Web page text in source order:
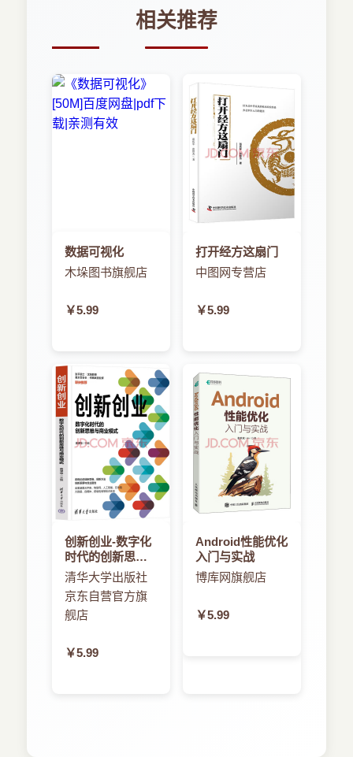
2.6.2 分解应用程序
2.8.1 启动模拟器
2.8.2 StrictMode
2.8.3 参考资料
3.1.4 定义资源ID供以后使用
3.1.5 已编译和未编译的Android资源
3.3 使用任意XML资源文件
3.6 了解资源目录结构
3.7 资源和配置更改
3.8 参考资料URL
3.9 小结
第4章 ContentProvider
4.1 探索Android内置的ContentProvider
4.2 ContentProvider的架构
4.3 实现ContentProvider
4.4 练习图书提供程序
4.4.1 添加图书
4.4.2 删除图书
4.4.3 获取图书数量
4.4.4 显示图书列表
4.6 小结
了Android2.0，这有力地推动了2009年圣诞节众多
Android设备的上市。这个版本引入了高级搜索功能
和文本到语音的转换功能。
HTML完成一些有趣的功能。联系人API经过了全面
改进。添加了对Flash的支持。每天都会诞生越来越
多基于Android的应用程序以及新类型的独立在线应
用程序商店。现在也可以买到基于Android的备受期
Android2.3 包括以下一些重要的功能：由管理员远
程擦除安全数据、在光照不足条件下使用照相机和
视频、WiFi热点、重大的性能改善、改进的蓝牙功
能、可选择将应用程序安装在SD卡上、
进、针对信用卡处理的近场通信支持、显著改进的
动作和传感器支持（类似于Wii）、视频聊天，以及
Android的最新成员3.0版主要针对基于平板电脑的
念。这个概念渗透到了3.0版的体验中。Android3.0
还引入了更加类似于桌面的功能，比如ActionBar和
拖放。主屏幕部件得到了显著改进。现在有更多UI
控件可用。
……
相关推荐
数据可视化
木垛图书旗舰店
￥5.99
打开经方这扇门
中图网专营店
￥5.99
创新创业-数字化
时代的创新思维
与商业模式
清华大学出版社
京东自营官方旗
舰店
￥5.99
Android性能优化
入门与实战
博库网旗舰店
￥5.99